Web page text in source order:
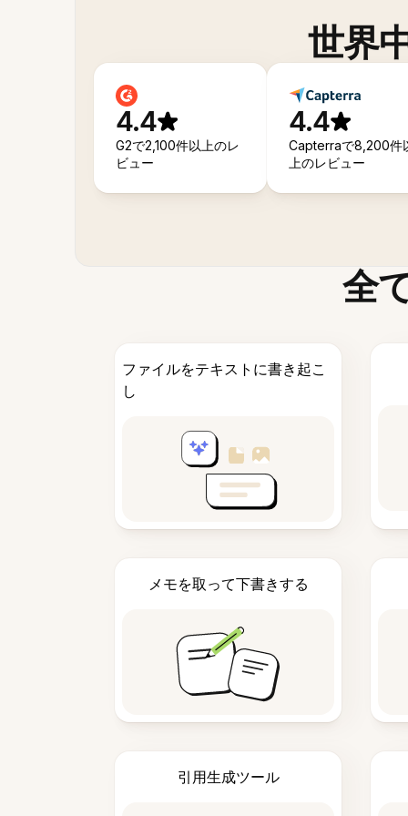
世界
4.4
G2で2,100件以上のレ
ビュー
4.4
Capterraで8,200件
上のレビュー
全
ファイルをテキストに書き起こ
し
メモを取って下書きする
引用生成ツール